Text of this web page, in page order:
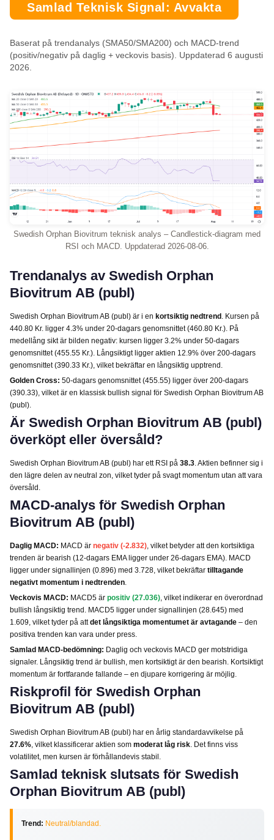
Samlad Teknisk Signal: Avvakta
Baserat på trendanalys (SMA50/SMA200) och MACD-trend
(positiv/negativ på daglig + veckovis basis). Uppdaterad 6 augusti
2026.
Swedish Orphan Biovitrum teknisk analys – Candlestick-diagram med
RSI och MACD. Uppdaterad 2026-08-06.
Trendanalys av Swedish Orphan
Biovitrum AB (publ)
Swedish Orphan Biovitrum AB (publ) är i en kortsiktig nedtrend . Kursen på
440.80 Kr. ligger 4.3% under 20-dagars genomsnittet (460.80 Kr.). På
medellång sikt är bilden negativ: kursen ligger 3.2% under 50-dagars
genomsnittet (455.55 Kr.). Långsiktigt ligger aktien 12.9% över 200-dagars
genomsnittet (390.33 Kr.), vilket bekräftar en långsiktig upptrend.
Golden Cross: 50-dagars genomsnittet (455.55) ligger över 200-dagars
(390.33), vilket är en klassisk bullish signal för Swedish Orphan Biovitrum AB
(publ).
Är Swedish Orphan Biovitrum AB (publ)
överköpt eller översåld?
Swedish Orphan Biovitrum AB (publ) har ett RSI på 38.3 . Aktien befinner sig i
den lägre delen av neutral zon, vilket tyder på svagt momentum utan att vara
översåld.
MACD-analys för Swedish Orphan
Biovitrum AB (publ)
Daglig MACD: MACD är negativ (-2.832) , vilket betyder att den kortsiktiga
trenden är bearish (12-dagars EMA ligger under 26-dagars EMA). MACD
ligger under signallinjen (0.896) med 3.728, vilket bekräftar tilltagande
negativt momentum i nedtrenden
Veckovis MACD: MACD5 är positiv (27.036) , vilket indikerar en överordnad
bullish långsiktig trend. MACD5 ligger under signallinjen (28.645) med
1.609, vilket tyder på attdet långsiktiga momentumet är avtagande – den
positiva trenden kan vara under press.
Samlad MACD-bedömning: Daglig och veckovis MACD ger motstridiga
signaler. Långsiktig trend är bullish, men kortsiktigt är den bearish. Kortsiktigt
momentum är fortfarande fallande – en djupare korrigering är möjlig.
Riskprofil för Swedish Orphan
Biovitrum AB (publ)
Swedish Orphan Biovitrum AB (publ) har en årlig standardavvikelse på
27.6% , vilket klassificerar aktien som moderat låg risk . Det finns viss
volatilitet, men kursen är förhållandevis stabil.
Samlad teknisk slutsats för Swedish
Orphan Biovitrum AB (publ)
Trend: Neutral/blandad.